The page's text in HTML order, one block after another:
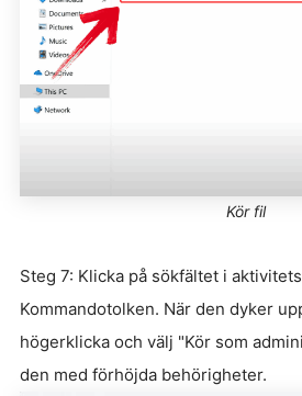
Kör fil
Steg 7: Klicka på sökfältet i
Kommandotolken. När den dyker
högerklicka och välj "Kör som
den med förhöjda behörigheter.